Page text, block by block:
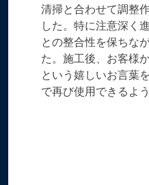
清掃と合わせて調整
した。特に注意深く
との整合性を保ちな
た。施工後、お客様
という嬉しいお言葉
で再び使用できるよ